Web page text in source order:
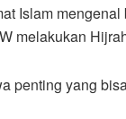
Islam
melakukan
penting yang